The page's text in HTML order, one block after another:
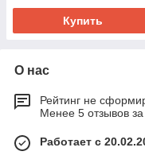
выключатель для
двигателя, 16–32A)
Купить
О нас
Рейтинг не
Менее 5 отзывов
Работает с